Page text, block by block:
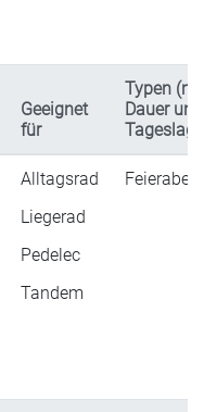
Geeignet
für
Typen
Dauer und
Alltagsrad
Liegerad
Pedelec
Tandem